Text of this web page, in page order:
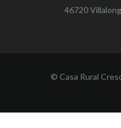
46720
© Casa Rural